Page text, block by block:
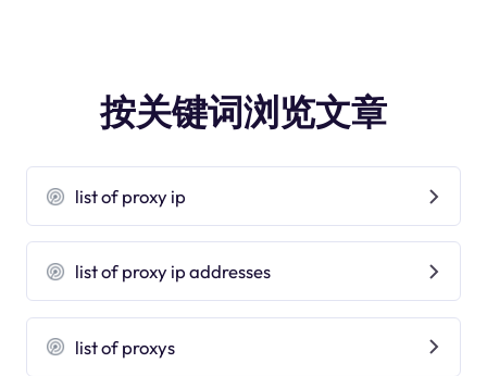
按关键词浏览文章
list of proxy ip
list of proxy ip addresses
list of proxys